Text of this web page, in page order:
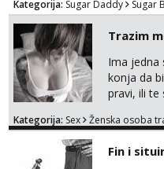
Kategorija: Sugar Daddy Sugar
Trazim
Ima jedna
konja da
pravi, ili
na
Kategorija: Sex Ženska osoba
Fin i